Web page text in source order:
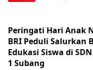
Peringati Hari Anak
BRI Peduli Salurkan
Edukasi Siswa di
1 Subang